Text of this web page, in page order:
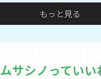
もっと見る
ムサシノっていい